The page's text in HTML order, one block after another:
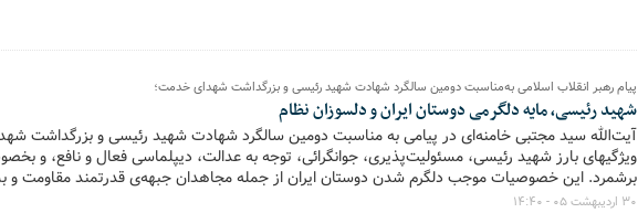
پیام رهبر انقلاب اسلامی به‌مناسبت دومین سالگرد شهادت شهید رئیسی و بزرگداشت شهدای خدمت؛
شهید رئیسی، مایه دلگرمی دوستان ایران و دلسوزان نظام
آیت‌الله سید مجتبی خامنه‌ای در پیامی به مناسبت دومین سالگرد شهادت شهید رئیسی و بزرگداشت
ویژگیهای بارز شهید رئیسی، مسئولیت‌پذیری، جوانگرائی، توجه به عدالت، دیپلماسی فعال و نافع، و
برشمرد. این خصوصیات موجب دلگرم شدن دوستان ایران از جمله مجاهدان جبهه‌ی قدرتمند مقاومت و
می‌شد. این همه البته با معنویتی که ریشه در عمق جان او داشت، آمیخته بود.
۳۰ اردیبهشت ۰۵ - ۱۴:۴۰